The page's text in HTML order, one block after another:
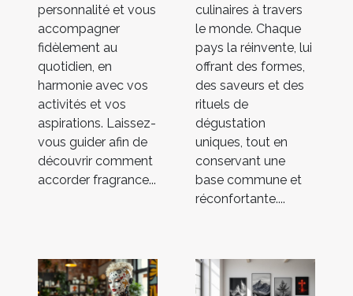
personnalité et vous
accompagner
fidèlement au
quotidien, en
harmonie avec vos
activités et vos
aspirations. Laissez-
vous guider afin de
découvrir comment
accorder fragrance...
culinaires à travers
le monde. Chaque
pays la réinvente, lui
offrant des formes,
des saveurs et des
rituels de
dégustation
uniques, tout en
conservant une
base commune et
réconfortante....